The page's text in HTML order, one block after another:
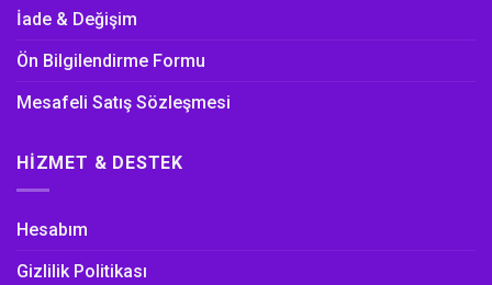
İade & Değişim
Ön Bilgilendirme Formu
Mesafeli Satış Sözleşmesi
HIZMET & DESTEK
Hesabım
Gizlilik Politikası